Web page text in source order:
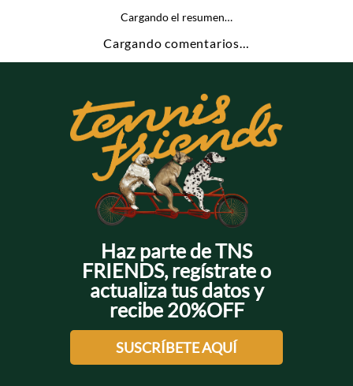
Cargando el resumen…
Cargando comentarios…
Haz parte de TNS
FRIENDS, regístrate o
actualiza tus datos y
recibe 20%OFF
SUSCRÍBETE AQUÍ